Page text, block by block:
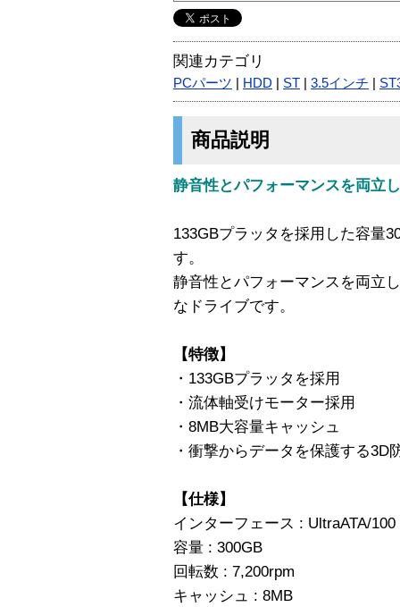
関連カテゴリ
PCパーツ HDD ST 3.5インチ
商品説明
静音性とパフォーマンスを両立
133GBプラッタを採用した容量
す。
静音性とパフォーマンスを両立
なドライブです。
【特徴】
・133GBプラッタを採用
・流体軸受けモーター採用
・8MB大容量キャッシュ
・衝撃からデータを保護する3D
【仕様】
インターフェース : UltraATA/100
容量 : 300GB
回転数 : 7,200rpm
キャッシュ : 8MB